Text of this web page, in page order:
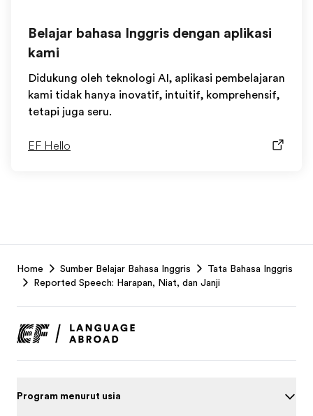
Belajar bahasa Inggris dengan aplikasi
kami
Didukung oleh teknologi AI, aplikasi pembelajaran
kami tidak hanya inovatif, intuitif, komprehensif,
tetapi juga seru.
EF Hello
Footer
Home Sumber Belajar Bahasa Inggris
Tata Bahasa Inggris
Reported Speech: Harapan, Niat, dan Janji
Program menurut usia